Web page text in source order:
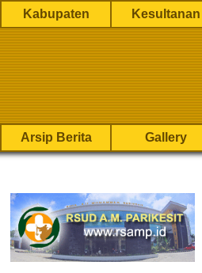
Kabupaten Kesultanan
Arsip Berita Gallery